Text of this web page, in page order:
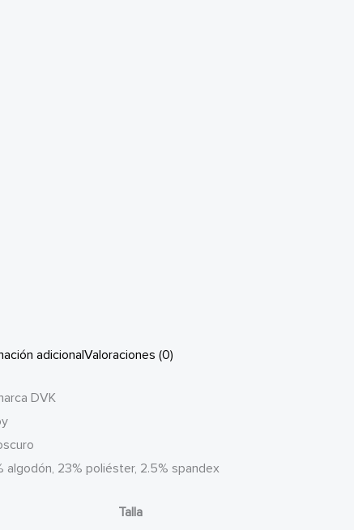
adicionalValoraciones (0)
DVK
algodón, 23% poliéster, 2.5% spandex
Talla